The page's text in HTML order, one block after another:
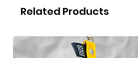
Related Products